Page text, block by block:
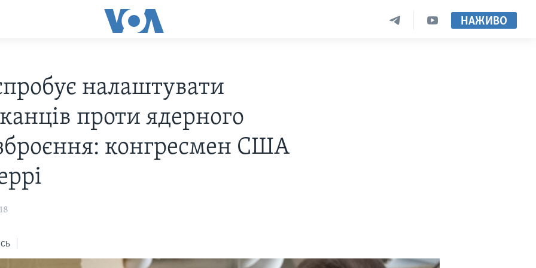
НАЖИВО
налаштувати
проти ядерного
конгресмен США